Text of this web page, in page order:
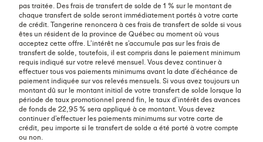
pas traitée. Des frais de transfert de solde de 1 % sur le montant de
chaque transfert de solde seront immédiatement portés à votre carte
de crédit. Tangerine renoncera à ces frais de transfert de solde si vous
êtes un résident de la province de Québec au moment où vous
acceptez cette offre. L’intérêt ne s’accumule pas sur les frais de
transfert de solde, toutefois, il est compris dans le paiement minimum
requis indiqué sur votre relevé mensuel. Vous devez continuer à
effectuer tous vos paiements minimums avant la date d’échéance de
paiement indiquée sur vos relevés mensuels. Si vous avez toujours un
montant dû sur le montant initial de votre transfert de solde lorsque la
période de taux promotionnel prend fin, le taux d’intérêt des avances
de fonds de 22,95 % sera appliqué à ce montant. Vous devez
continuer d’effectuer les paiements minimums sur votre carte de
crédit, peu importe si le transfert de solde a été porté à votre compte
ou non.